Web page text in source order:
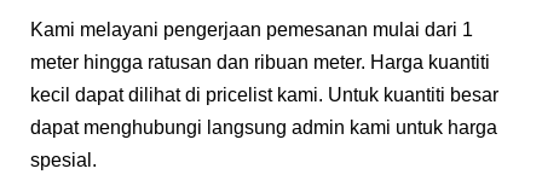
Kami melayani pengerjaan pemesanan mulai dari 1
meter hingga ratusan dan ribuan meter. Harga kuantiti
kecil dapat dilihat di pricelist kami. Untuk kuantiti besar
dapat menghubungi langsung admin kami untuk harga
spesial.